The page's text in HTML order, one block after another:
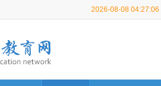
2026-08-08 04:27:07